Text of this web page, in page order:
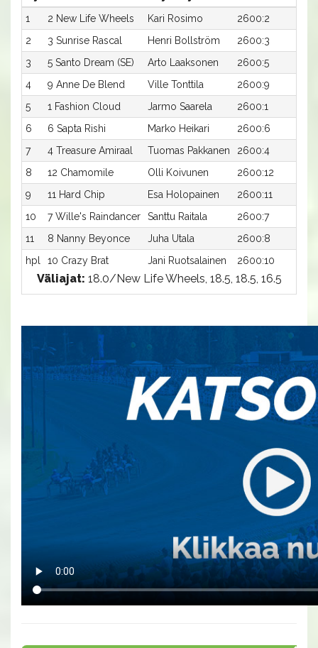
1
2 New Life Wheels Kari Rosimo 2600:2
2
3 Sunrise Rascal Henri Bollström 2600:3
3
5 Santo Dream (SE) Arto Laaksonen 2600:5
4
9 Anne De Blend Ville Tonttila 2600:9
5
1 Fashion Cloud Jarmo Saarela 2600:1
6
6 Sapta Rishi Marko Heikari 2600:6
7
4 Treasure Amiraal Tuomas Pakkanen 2600:4
8
12 Chamomile Olli Koivunen 2600:12
9
11 Hard Chip Esa Holopainen 2600:11
10
7 Wille's Raindancer Santtu Raitala 2600:7
11
8 Nanny Beyonce Juha Utala 2600:8
hpl
10 Crazy Brat Jani Ruotsalainen 2600:10
Väliajat: 18.0/New Life Wheels, 18.5, 18.5, 16.5